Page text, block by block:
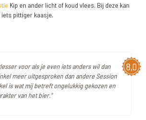
Kip en ander licht of koud vlees. Bij deze kan
pittiger kaasje.
8,0
voor als je even iets anders wil dan
meer uitgesproken dan andere Session
is wat mij betreft ongelukkig gekozen en
van het bier."